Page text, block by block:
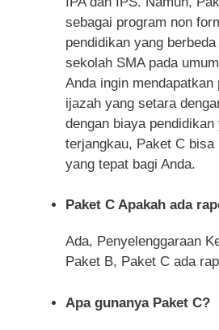
sebagai program non
pendidikan yang
sekolah SMA pada
Anda ingin mendapatkan
ijazah yang setara
dengan biaya pendidikan
terjangkau, Paket C bisa
yang tepat bagi Anda.
Paket C Apakah ada
Ada, Penyelenggaraan
Paket B, Paket C ada
Apa gunanya Paket C?